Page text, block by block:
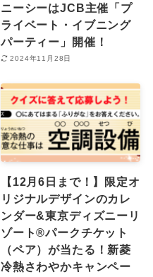
ニーシーはJCB主催「プ
ライベート・イブニング
パーティー」開催！
2024年11月28日
【12月6日まで！】限定オ
リジナルデザインのカレ
ンダー&東京ディズニーリ
ゾート®︎パークチケット
（ペア）が当たる！新菱
冷熱さわやかキャンペー